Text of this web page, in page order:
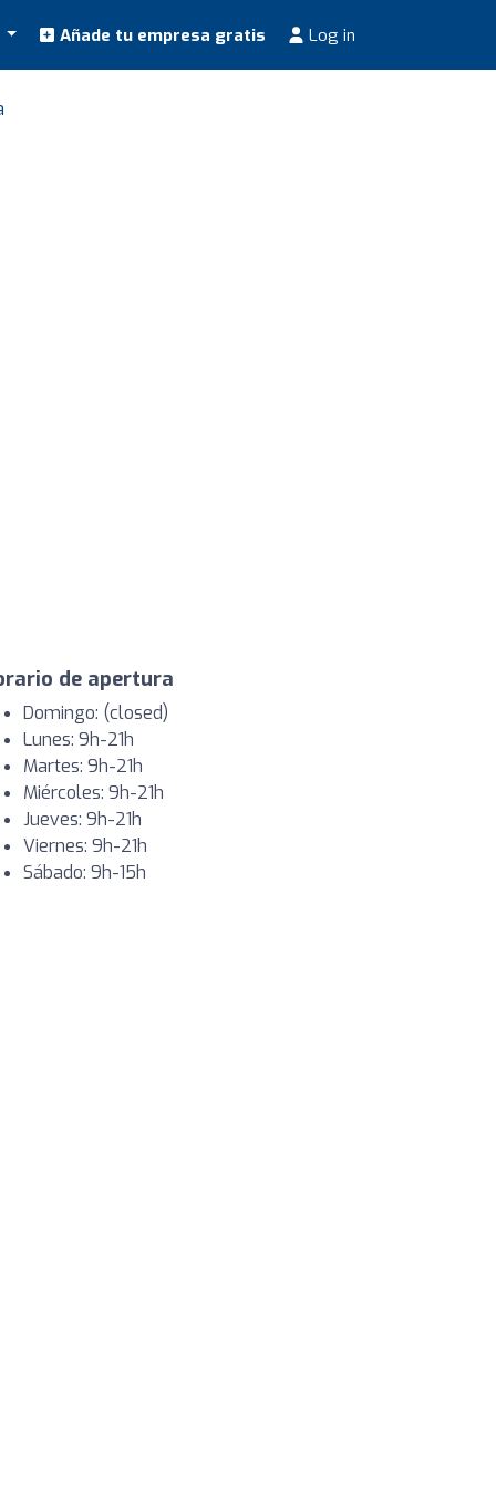
Añade tu empresa gratis Log in
de apertura
Domingo: (closed)
Lunes: 9h-21h
Martes: 9h-21h
Miércoles: 9h-21h
Jueves: 9h-21h
Viernes: 9h-21h
Sábado: 9h-15h